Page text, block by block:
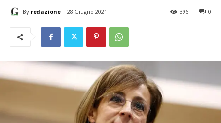
By redazione 28 Giugno 2021 0
396